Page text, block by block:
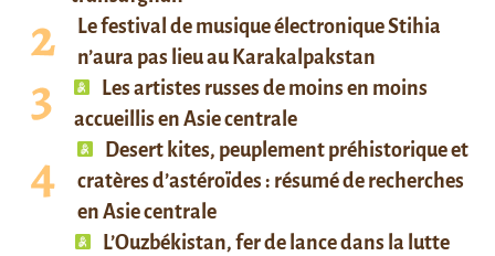
Le festival de musique électronique Stihia
n’aura pas lieu au Karakalpakstan
Les artistes russes de moins en moins
accueillis en Asie centrale
Desert kites, peuplement préhistorique et
cratères d’astéroïdes : résumé de recherches
en Asie centrale
L’Ouzbékistan, fer de lance dans la lutte